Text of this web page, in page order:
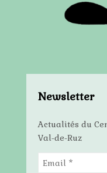
Newsletter
Actualités du
Val-de-Ruz